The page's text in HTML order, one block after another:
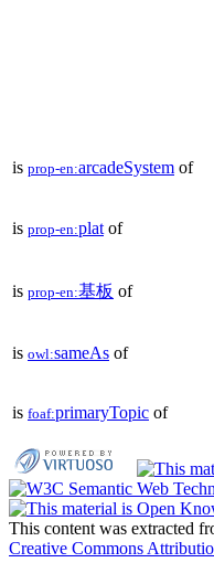
is prop-en:arcadeSystem of
is prop-en:plat of
is prop-en:基板 of
is owl:sameAs of
is foaf:primaryTopic of
This content was extracted
Creative Commons